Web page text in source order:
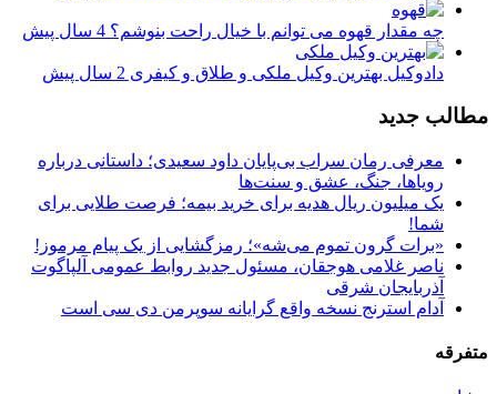
چه مقدار قهوه می توانم با خیال راحت بنوشم؟ 4 سال پیش
دادوکیل بهترین وکیل ملکی و طلاق و کیفری 2 سال پیش
مطالب جدید
معرفی رمان سراب بی‌پایان داود سعیدی؛ داستانی درباره
رویاها، جنگ، عشق و سنت‌ها
یک میلیون ریال هدیه برای خرید بیمه؛ فرصت طلایی برای
شما!
«برات گرون تموم می‌شه»؛ رمزگشایی از یک پیام مرموز!
ناصر غلامی هوجقان، مسئول جدید روابط عمومی آلپاگوت
آذربایجان شرقی
آدام استرنج نسخه واقع گرایانه سوپرمن دی سی است
متفرقه